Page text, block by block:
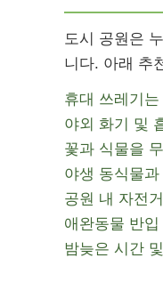
도시 공원은
니다. 아래 추
휴대 쓰레기
야외 화기 및
꽃과 식물을
야생 동식물
공원 내 자전
애완동물 반
밤늦은 시간